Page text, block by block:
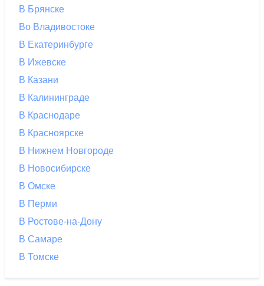
В Брянске
Во Владивостоке
В Екатеринбурге
В Ижевске
В Казани
В Калининграде
В Краснодаре
В Красноярске
В Нижнем Новгороде
В Новосибирске
В Омске
В Перми
В Ростове-на-Дону
В Самаре
В Томске